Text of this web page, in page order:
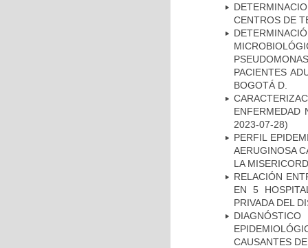
CENTROS DE
PACIENTES
BOGOTÁ D.
ENFERMEDAD
2023-07-28)
PERFIL
AERUGINOSA
LA
RELACIÓN
EN 5
PRIVADA DEL
CAUSANTES